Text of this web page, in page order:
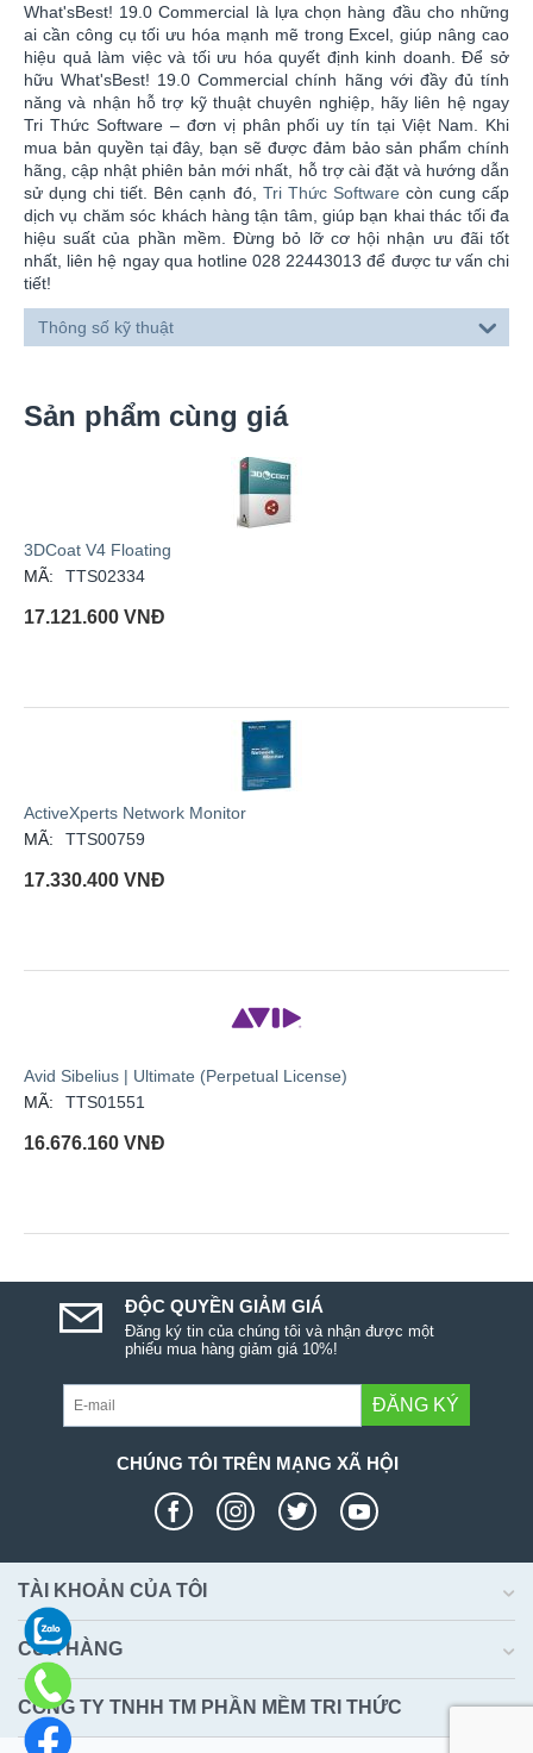
What'sBest! 19.0 Commercial là lựa chọn hàng đầu cho những
ai cần công cụ tối ưu hóa mạnh mẽ trong Excel, giúp nâng cao
hiệu quả làm việc và tối ưu hóa quyết định kinh doanh. Để sở
hữu What'sBest! 19.0 Commercial chính hãng với đầy đủ tính
năng và nhận hỗ trợ kỹ thuật chuyên nghiệp, hãy liên hệ ngay
Tri Thức Software – đơn vị phân phối uy tín tại Việt Nam. Khi
mua bản quyền tại đây, bạn sẽ được đảm bảo sản phẩm chính
hãng, cập nhật phiên bản mới nhất, hỗ trợ cài đặt và hướng dẫn
sử dụng chi tiết. Bên cạnh đó, Tri Thức Software còn cung cấp
dịch vụ chăm sóc khách hàng tận tâm, giúp bạn khai thác tối đa
hiệu suất của phần mềm. Đừng bỏ lỡ cơ hội nhận ưu đãi tốt
nhất, liên hệ ngay qua hotline 028 22443013 để được tư vấn chi
tiết!
Thông số kỹ thuật
Sản phẩm cùng giá
3DCoat V4 Floating
MÃ:
TTS02334
17.121.600 VNĐ
ActiveXperts Network Monitor
MÃ:
TTS00759
17.330.400 VNĐ
Avid Sibelius | Ultimate (Perpetual License)
MÃ:
TTS01551
16.676.160 VNĐ
ĐỘC QUYỀN GIẢM GIÁ
Đăng ký tin của chúng tôi và nhận được một
phiếu mua hàng giảm giá 10%!
ĐĂNG KÝ
CHÚNG TÔI TRÊN MẠNG XÃ HỘI
TÀI KHOẢN CỦA TÔI
CỬA HÀNG
CÔNG TY TNHH TM PHẦN MỀM TRI THỨC